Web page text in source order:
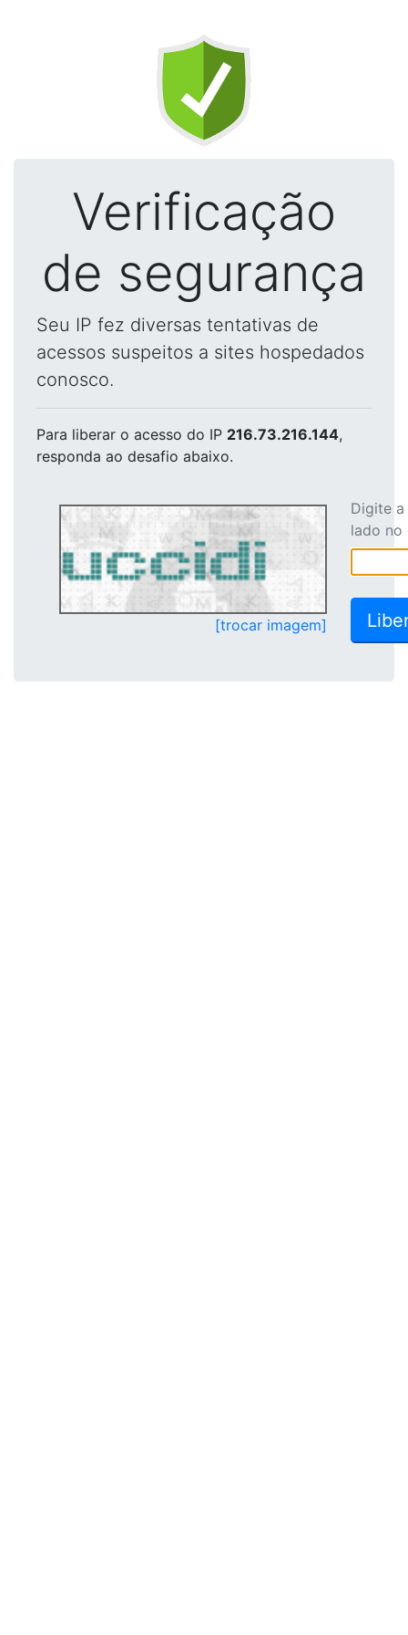
Verificação
de segurança
Seu IP fez diversas tentativas de
acessos suspeitos a sites hospedados
conosco.
Para liberar o acesso do IP 216.73.216.144,
responda ao desafio abaixo.
[trocar imagem]
Digite
lado no